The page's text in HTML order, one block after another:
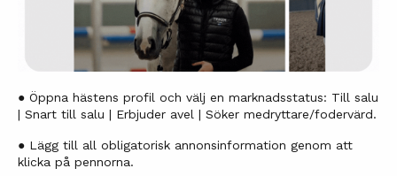
● Öppna hästens profil och välj en marknadsstatus: Till salu
| Snart till salu | Erbjuder avel | Söker medryttare/fodervärd.
● Lägg till all obligatorisk annonsinformation genom att
klicka på pennorna.